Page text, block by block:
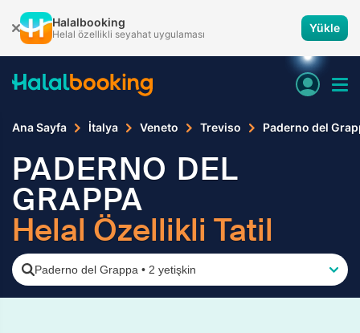
Halalbooking
Helal özellikli seyahat uygulaması Yükle
Ana Sayfa İtalya Veneto Treviso Paderno del
PADERNO DEL
GRAPPA
Helal Özellikli Tatil
Paderno del Grappa • 2 yetişkin